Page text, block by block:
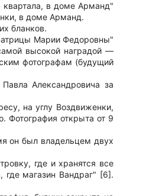
квартала, в доме Арманд"
в доме Арманд.
бланков.
Марии Федоровны"
высокой наградой —
фотографам (будущий
Александровича за
на углу Воздвиженки,
Фотография открыта от 9
он был владельцем двух
где и хранятся все
где магазин Вандраг" [6].